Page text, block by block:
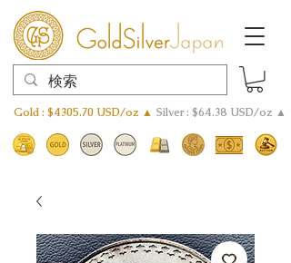
Gold : $4305.70 USD/oz ▲ Silver : $64.38 USD/oz ▲